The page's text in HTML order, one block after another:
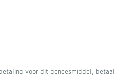
voor dit geneesmiddel, betaal